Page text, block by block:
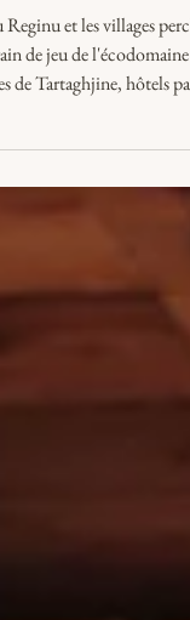
coup de cœur
Reginu et les villages
de jeu de
de Tartaghjine, hôtels
vignobles et bonnes